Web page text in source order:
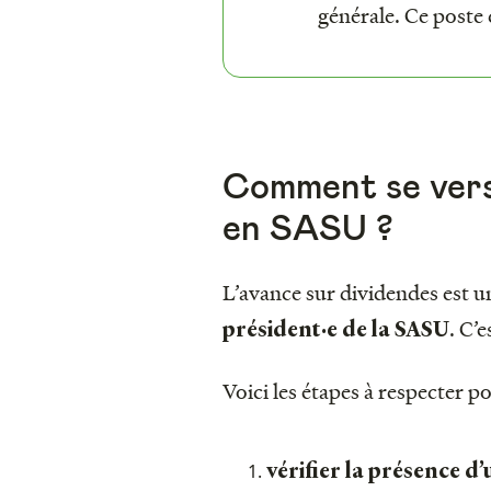
générale. Ce
Comment se
en SASU ?
L’avance sur dividendes est
président·e de la SASU.
Voici les étapes à respecter
vérifier la présence